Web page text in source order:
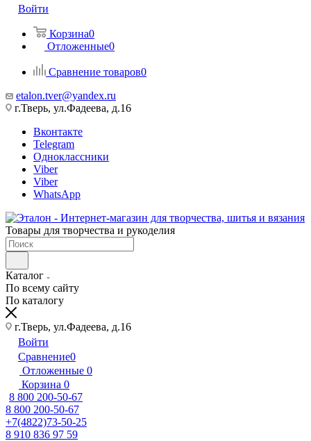
Войти
Корзина0
Отложенные0
Сравнение товаров0
etalon.tver@yandex.ru
г.Тверь, ул.Фадеева, д.16
Вконтакте
Telegram
Одноклассники
Viber
Viber
WhatsApp
Товары для творчества и рукоделия
Каталог
По всему сайту
По каталогу
г.Тверь, ул.Фадеева, д.16
Войти
Сравнение0
Отложенные 0
Корзина 0
8 800 200-50-67
8 800 200-50-67
+7(4822)73-50-25
8 910 836 97 59